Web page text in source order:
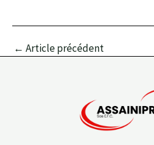
← Article précédent